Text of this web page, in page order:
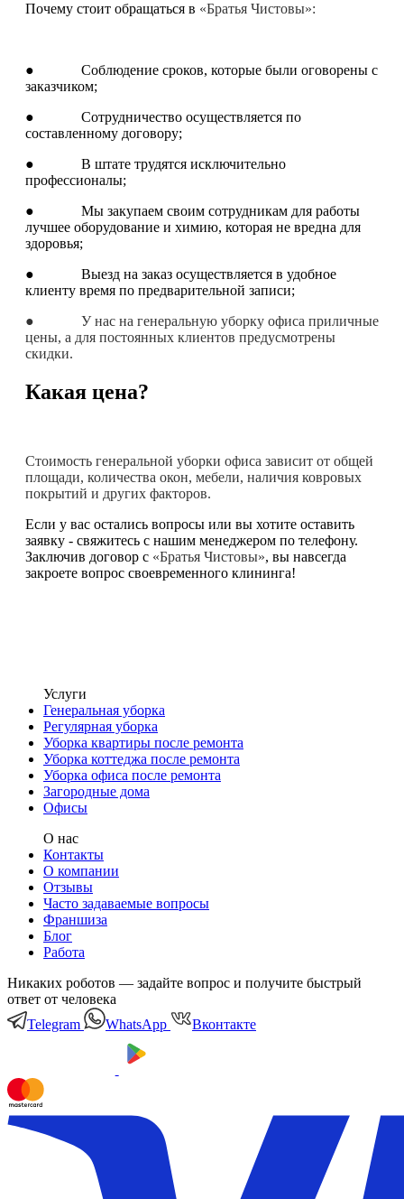
Почему стоит обращаться в «Братья Чистовы»:
● Соблюдение сроков, которые были оговорены с
заказчиком;
● Сотрудничество осуществляется по
составленному договору;
● В штате трудятся исключительно
профессионалы;
● Мы закупаем своим сотрудникам для работы
лучшее оборудование и химию, которая не вредна для
здоровья;
● Выезд на заказ осуществляется в удобное
клиенту время по предварительной записи;
● У нас на генеральную уборку офиса приличные
цены, а для постоянных клиентов предусмотрены
скидки.
Какая цена?
Стоимость генеральной уборки офиса зависит от общей
площади, количества окон, мебели, наличия ковровых
покрытий и других факторов.
Если у вас остались вопросы или вы хотите оставить
заявку - свяжитесь с нашим менеджером по телефону.
Заключив договор с «Братья Чистовы», вы навсегда
закроете вопрос своевременного клининга!
Услуги
Генеральная уборка
Регулярная уборка
Уборка квартиры после ремонта
Уборка коттеджа после ремонта
Уборка офиса после ремонта
Загородные дома
Офисы
О нас
Контакты
О компании
Отзывы
Часто задаваемые вопросы
Франшиза
Блог
Работа
Никаких роботов — задайте вопрос и получите быстрый
ответ от человека
Telegram
WhatsApp Вконтакте